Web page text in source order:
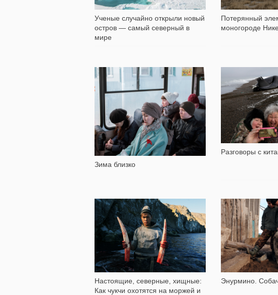
Ученые случайно открыли новый
остров — самый северный в
мире
Потерянный
моногороде
Зима близко
8 914
Разговоры с
9 101
Настоящие, северные, хищные:
Как чукчи охотятся на моржей и
21 930
Энурмино.
8 460